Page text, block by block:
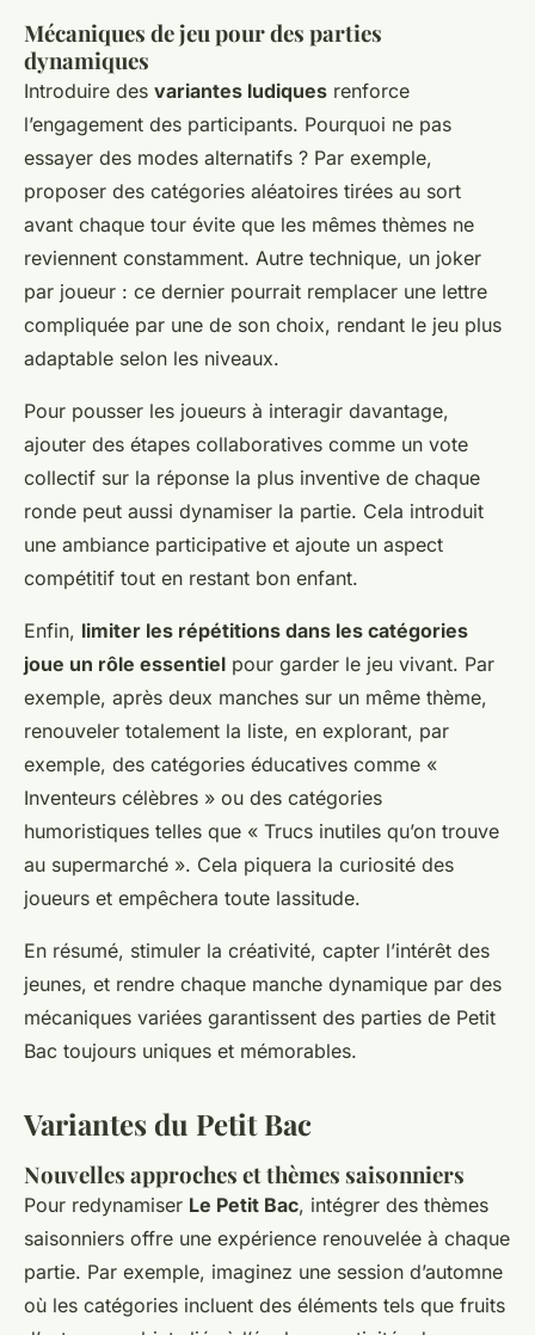
Mécaniques de jeu pour des parties
dynamiques
Introduire des variantes ludiques renforce
l’engagement des participants. Pourquoi ne pas
essayer des modes alternatifs ? Par exemple,
proposer des catégories aléatoires tirées au sort
avant chaque tour évite que les mêmes thèmes ne
reviennent constamment. Autre technique, un joker
par joueur : ce dernier pourrait remplacer une lettre
compliquée par une de son choix, rendant le jeu plus
adaptable selon les niveaux.
Pour pousser les joueurs à interagir davantage,
ajouter des étapes collaboratives comme un vote
collectif sur la réponse la plus inventive de chaque
ronde peut aussi dynamiser la partie. Cela introduit
une ambiance participative et ajoute un aspect
compétitif tout en restant bon enfant.
Enfin, limiter les répétitions dans les catégories
joue un rôle essentiel pour garder le jeu vivant. Par
exemple, après deux manches sur un même thème,
renouveler totalement la liste, en explorant, par
exemple, des catégories éducatives comme «
Inventeurs célèbres » ou des catégories
humoristiques telles que « Trucs inutiles qu’on trouve
au supermarché ». Cela piquera la curiosité des
joueurs et empêchera toute lassitude.
En résumé, stimuler la créativité, capter l’intérêt des
jeunes, et rendre chaque manche dynamique par des
mécaniques variées garantissent des parties de Petit
Bac toujours uniques et mémorables.
Variantes du Petit Bac
Nouvelles approches et thèmes saisonniers
Pour redynamiser Le Petit Bac, intégrer des thèmes
saisonniers offre une expérience renouvelée à chaque
partie. Par exemple, imaginez une session d’automne
où les catégories incluent des éléments tels que fruits